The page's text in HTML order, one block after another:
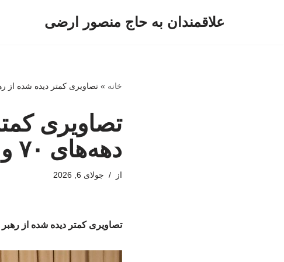
علاقمندان به حاج منصور ارضی
خانه »تصاویری کمتر دیده شده از رهبر
تصاویری
دهه‌های ۷۰ و ۸۰
از جولای 6, 2026
تصاویری کمتر دیده شده از رهبر